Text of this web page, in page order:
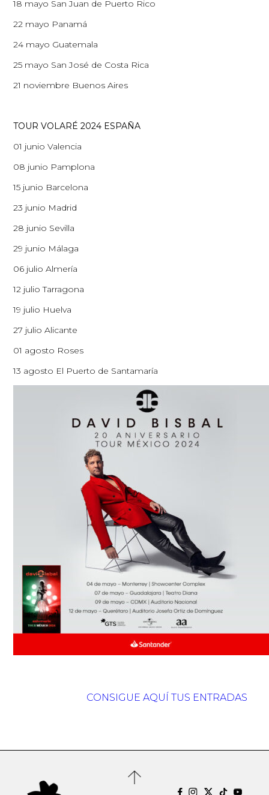
18 mayo San Juan de Puerto Rico
22 mayo Panamá
24 mayo Guatemala
25 mayo San José de Costa Rica
21 noviembre Buenos Aires
TOUR VOLARÉ 2024 ESPAÑA
01 junio Valencia
08 junio Pamplona
15 junio Barcelona
23 junio Madrid
28 junio Sevilla
29 junio Málaga
06 julio Almería
12 julio Tarragona
19 julio Huelva
27 julio Alicante
01 agosto Roses
13 agosto El Puerto de Santamaría
CONSIGUE AQUÍ TUS ENTRADAS